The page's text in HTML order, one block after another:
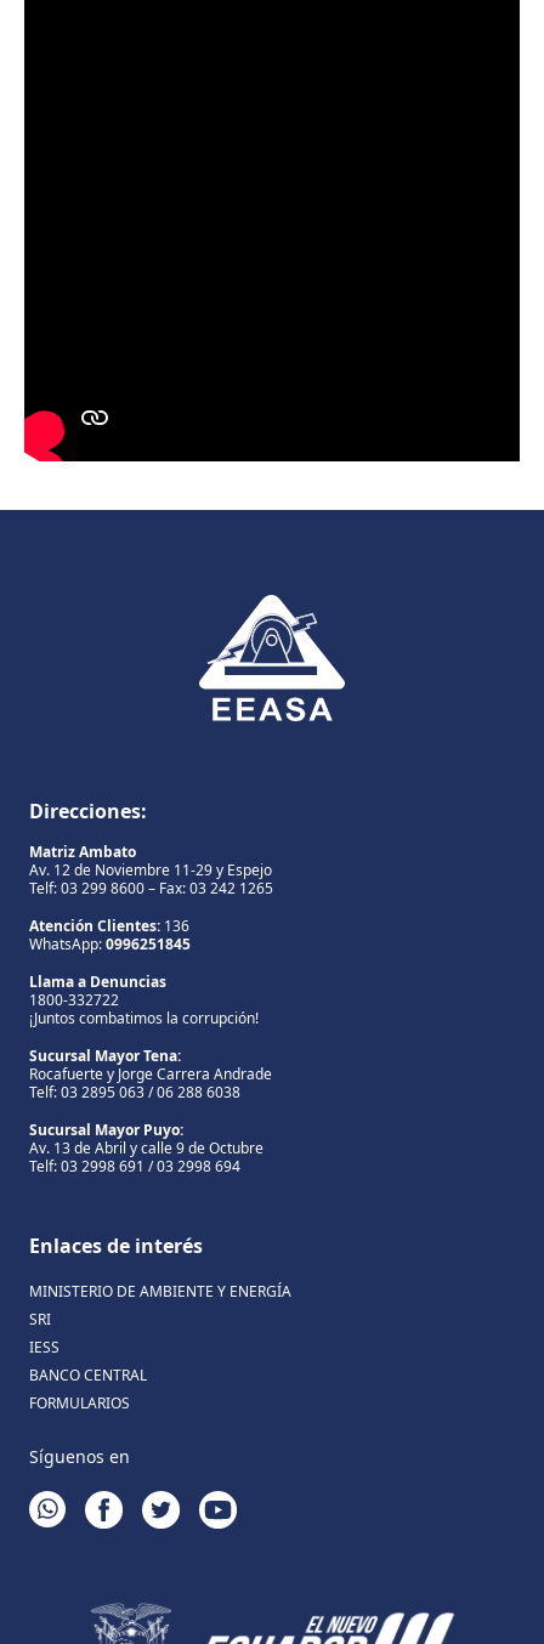
Direcciones:
Matriz Ambato
Av. 12 de Noviembre 11-29 y Espejo
Telf: 03 299 8600 – Fax: 03 242 1265
Atención Clientes: 136
WhatsApp:0996251845
Llama a Denuncias
1800-332722
¡Juntos combatimos la corrupción!
Sucursal Mayor Tena:
Rocafuerte y Jorge Carrera Andrade
Telf: 03 2895 063 / 06 288 6038
Sucursal Mayor Puyo:
Av. 13 de Abril y calle 9 de Octubre
Telf: 03 2998 691 / 03 2998 694
Enlaces de interés
MINISTERIO DE AMBIENTE Y ENERGÍA
SRI
IESS
BANCO CENTRAL
FORMULARIOS
Síguenos en
WHATSAPPFACEBOOKTWITTERYOUTUBE